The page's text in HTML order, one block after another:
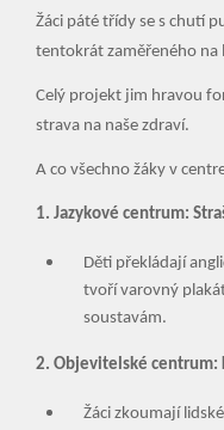
Žáci páté třídy se s chutí
tentokrát zaměřeného na
Celý projekt jim hravou
strava na naše zdraví.
A co všechno žáky v
1. Jazykové centrum:
Děti překládají
tvoří varovný
soustavám.
2. Objevitelské centrum:
Žáci zkoumají